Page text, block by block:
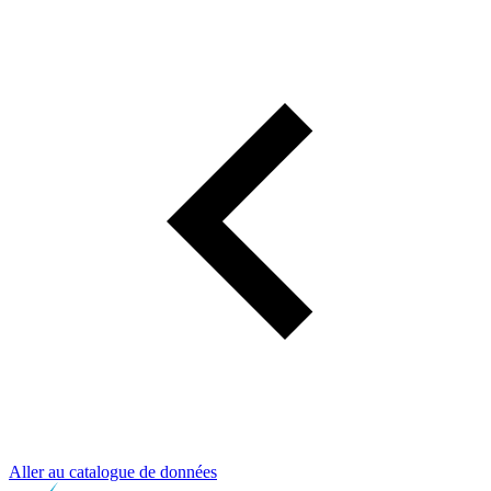
Aller au catalogue de données